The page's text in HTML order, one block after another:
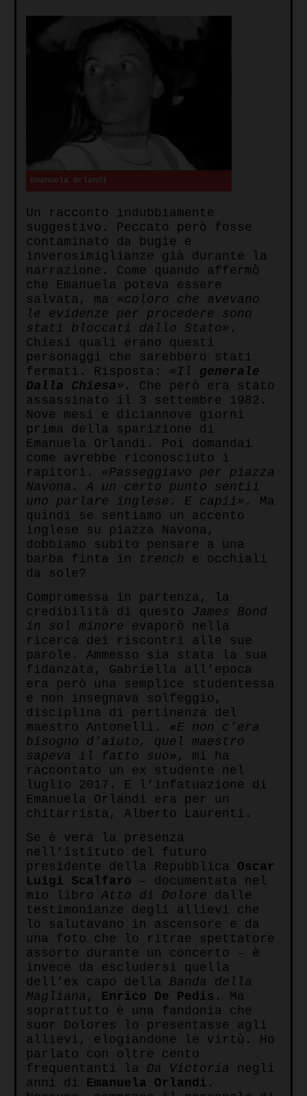
Emanuela Orlandi
Un racconto indubbiamente
suggestivo. Peccato però fosse
contaminato da bugie e
inverosimiglianze già durante la
narrazione. Come quando affermò
che Emanuela poteva essere
salvata, ma «coloro che avevano
le evidenze per procedere sono
stati bloccati dallo Stato».
Chiesi quali erano questi
personaggi che sarebbero stati
fermati. Risposta: «Il generale
Dalla Chiesa».
Che però era stato
assassinato il 3 settembre 1982.
Nove mesi e diciannove giorni
prima della sparizione di
Emanuela Orlandi. Poi domandai
come avrebbe riconosciuto i
rapitori. «Passeggiavo per piazza
Navona. A un certo punto sentii
uno parlare inglese. E capii».
Ma
quindi se sentiamo un accento
inglese su piazza Navona,
dobbiamo subito pensare a una
barba finta in
trench e occhiali
da sole?
Compromessa in partenza, la
credibilità di questo James Bond
in sol minore evaporò nella
ricerca dei riscontri alle sue
parole. Ammesso sia stata la sua
fidanzata, Gabriella all’epoca
era però una semplice studentessa
e non insegnava solfeggio,
disciplina di pertinenza del
maestro Antonelli. «E non c’era
bisogno d’aiuto, quel maestro
sapeva il fatto suo» , mi ha
raccontato un ex studente nel
luglio 2017. E l’infatuazione di
Emanuela Orlandi era per un
chitarrista, Alberto Laurenti.
Se è vera la presenza
nell’istituto del futuro
presidente della Repubblica Oscar
Luigi Scalfaro – documentata nel
mio libro Atto di Dolore dalle
testimonianze degli allievi che
lo salutavano in ascensore e da
una foto che lo ritrae spettatore
assorto durante un concerto – è
invece da escludersi quella
dell’ex capo della Banda della
Magliana , Enrico De Pedis . Ma
soprattutto è una fandonia che
suor Dolores lo presentasse agli
allievi, elogiandone le virtù. Ho
parlato con oltre cento
frequentanti la Da Victoria negli
anni di Emanuela Orlandi .